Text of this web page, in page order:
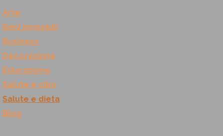
Arte
Beni immobili
Business
Decorazione
Educazione
Salute e cibo
Salute e dieta
Blog